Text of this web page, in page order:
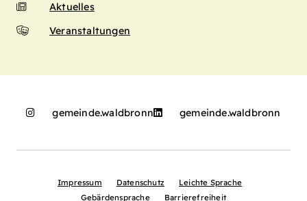
Aktuelles
Veranstaltungen
gemeinde.waldbronn gemeinde.waldbronn
Impressum Datenschutz
Leichte Sprache
Gebärdensprache
Barrierefreiheit